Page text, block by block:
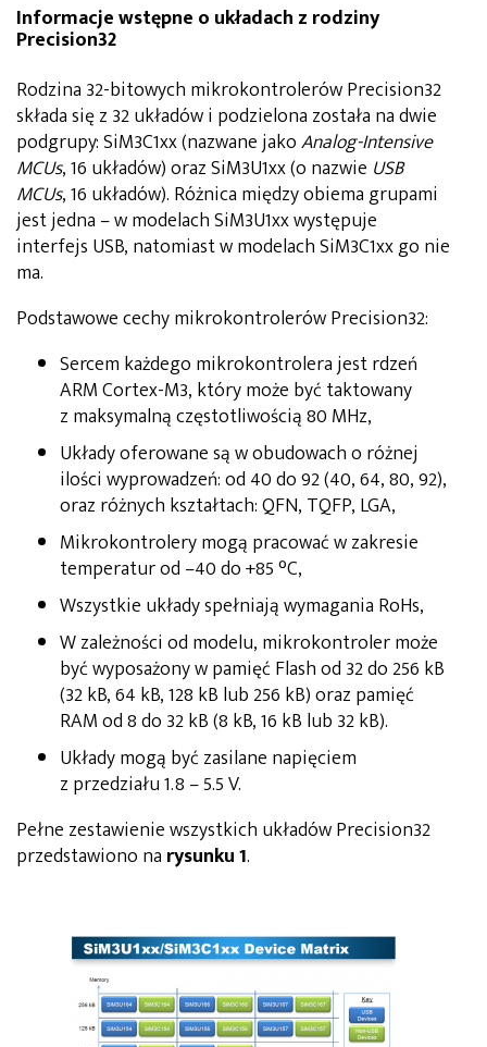
Informacje wstępne o układach z rodziny
Precision32
Rodzina 32-bitowych mikrokontrolerów Precision32
składa się z 32 układów i podzielona została na dwie
podgrupy: SiM3C1xx (nazwane jakoAnalog-Intensive
MCUs, 16 układów) oraz SiM3U1xx (o nazwie USB
MCUs, 16 układów). Różnica między obiema grupami
jest jedna – w modelach SiM3U1xx występuje
interfejs USB, natomiast w modelach SiM3C1xx go nie
ma.
Podstawowe cechy mikrokontrolerów Precision32:
Sercem każdego mikrokontrolera jest rdzeń
ARM Cortex-M3, który może być taktowany
z maksymalną częstotliwością 80 MHz,
Układy oferowane są w obudowach o różnej
ilości wyprowadzeń: od 40 do 92 (40, 64, 80, 92),
oraz różnych kształtach: QFN, TQFP, LGA,
Mikrokontrolery mogą pracować w zakresie
temperatur od –40 do +85 °C,
Wszystkie układy spełniają wymagania RoHs,
W zależności od modelu, mikrokontroler może
być wyposażony w pamięć Flash od 32 do 256 kB
(32 kB, 64 kB, 128 kB lub 256 kB) oraz pamięć
RAM od 8 do 32 kB (8 kB, 16 kB lub 32 kB).
Układy mogą być zasilane napięciem
z przedziału 1.8 – 5.5 V.
Pełne zestawienie wszystkich układów Precision32
przedstawiono na rysunku 1.